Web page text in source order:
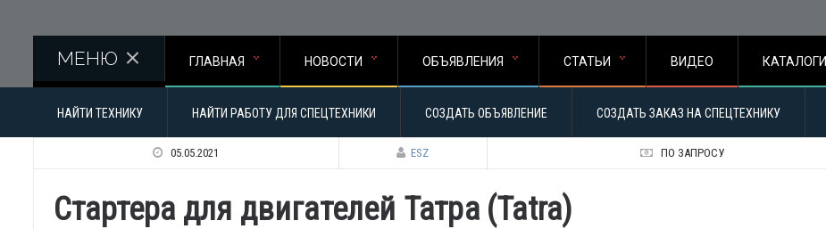
МЕНЮ ГЛАВНАЯ НОВОСТИ ОБЪЯВЛЕНИЯ СТАТЬИ ВИДЕО КАТАЛОГИ
НАЙТИ ТЕХНИКУ НАЙТИ РАБОТУ ДЛЯ СПЕЦТЕХНИКИ СОЗДАТЬ ОБЪЯВЛЕНИЕ СОЗДАТЬ ЗАКАЗ НА СПЕЦТЕХНИКУ
05.05.2021 ESZ ПО ЗАПРОСУ
Стартера для двигателей Татра (Tatra)